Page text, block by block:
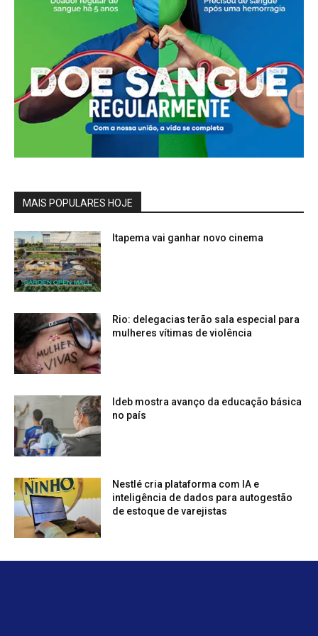
MAIS POPULARES HOJE
Itapema vai ganhar novo cinema
Rio: delegacias terão sala especial para
mulheres vítimas de violência
Ideb mostra avanço da educação básica
no país
Nestlé cria plataforma com IA e
inteligência de dados para autogestão
de estoque de varejistas